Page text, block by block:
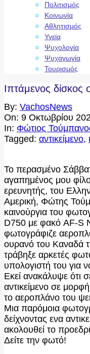
Πολιτισμός
Κοινωνία
Αθλητισμός
Υγεία
Ψυχολογία
Ψυχαγωγία
Τουρισμός
Ιπτάμενος δίσκος
By: VachosNews
On: 9 Οκτωβρίου
In: Φώτιος
Tagged: αντικείμενο,
Το περασμένο
αγαπημένος μου
ερευνητής, του
Αμερική, Φώτης
καινούργια του
D750 με φακό AF-S
φωτογράφιζε
ουρανό του Καναδά
τράβηξε αρκετές
υπολογιστή του για
Εκεί ανακάλυψε ότι
αντικείμενο σε
το αεροπλάνο του
Μια παρόμοια
δείχνοντας ενα
ακολουθεί το
Δείτε την φωτό!